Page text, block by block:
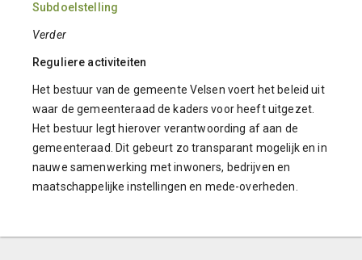
Subdoelstelling
Verder
Reguliere activiteiten
Het bestuur van de gemeente Velsen voert het beleid uit
waar de gemeenteraad de kaders voor heeft uitgezet.
Het bestuur legt hierover verantwoording af aan de
gemeenteraad. Dit gebeurt zo transparant mogelijk en in
nauwe samenwerking met inwoners, bedrijven en
maatschappelijke instellingen en mede-overheden.